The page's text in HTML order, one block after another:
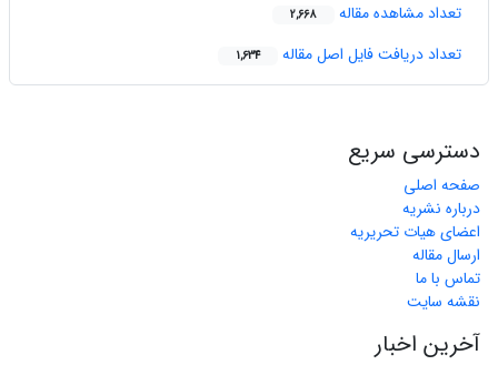
تعداد مشاهده مقاله 2,668
تعداد دریافت فایل اصل مقاله 1,634
دسترسی سریع
صفحه اصلی
درباره نشریه
اعضای هیات تحریریه
ارسال مقاله
تماس با ما
نقشه سایت
آخرین اخبار